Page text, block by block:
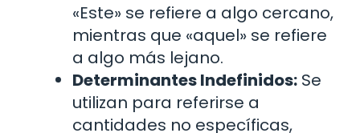
«Este» se refiere a algo cercano,
mientras que «aquel» se refiere
a algo más lejano.
Determinantes Indefinidos: Se
utilizan para referirse a
cantidades no específicas,